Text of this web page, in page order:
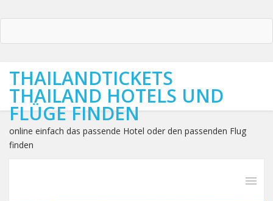
THAILANDTICKETS
THAILAND HOTELS UND
FLÜGE FINDEN
online einfach das passende Hotel oder den passenden Flug
finden